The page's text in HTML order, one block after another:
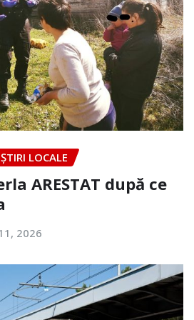
ȘTIRI LOCALE
ARESTAT după ce
2026